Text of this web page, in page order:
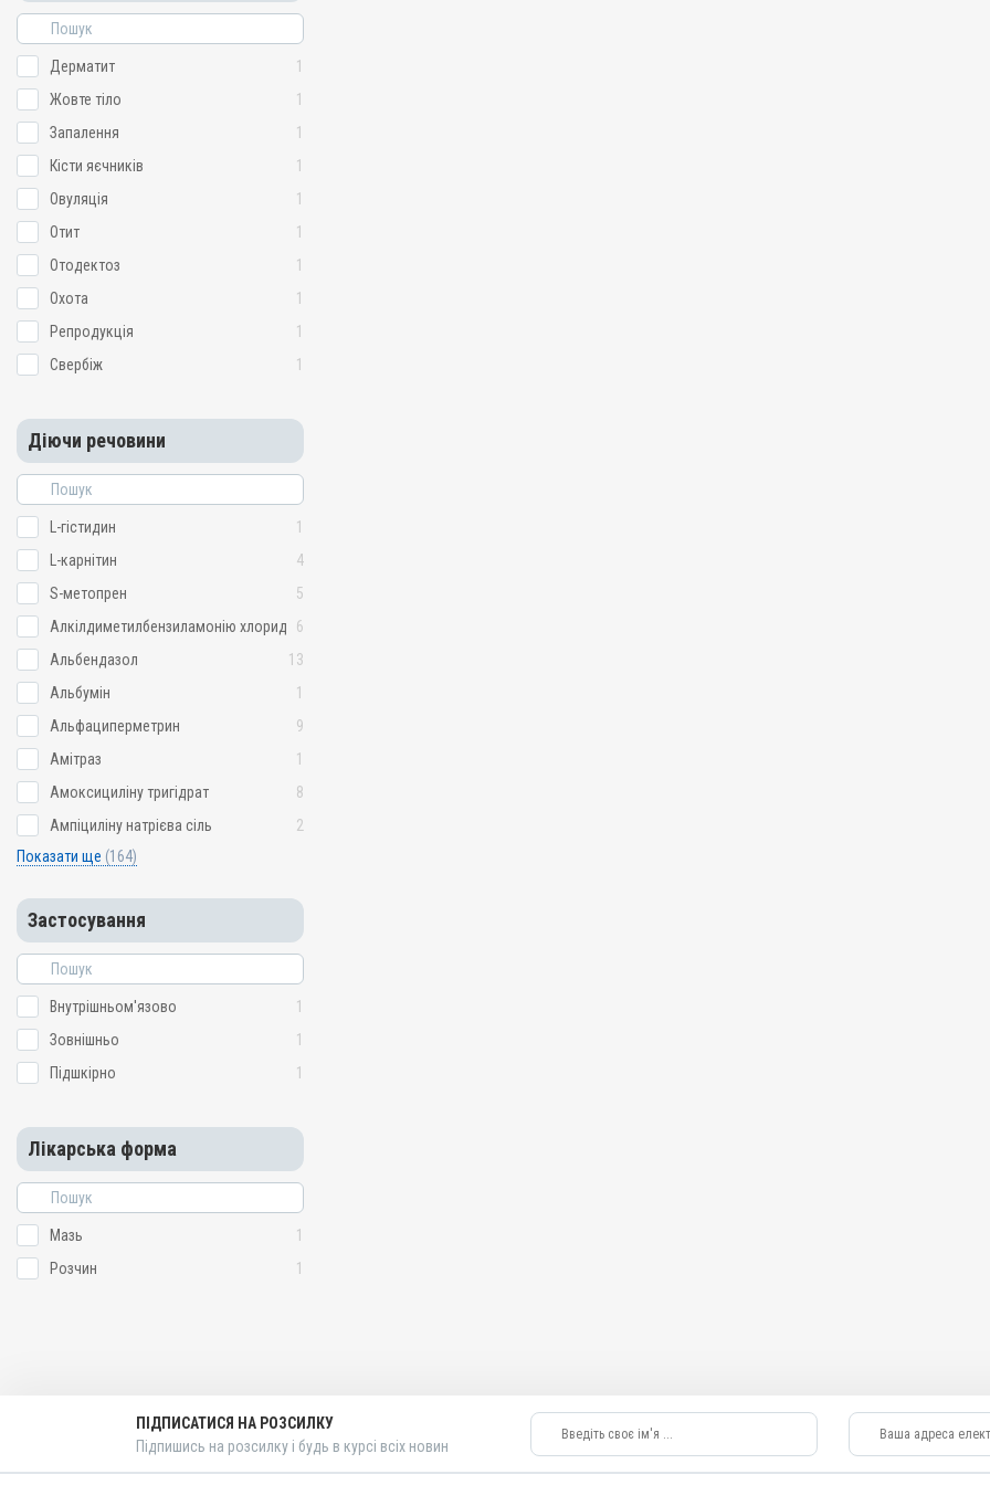
Дерматит
1
Жовте тіло
1
Запалення
1
Кісти яєчників
1
Овуляція
1
Отит
1
Отодектоз
1
Охота
1
Репродукція
1
Свербіж
1
Діючи речовини
L-гістидин
1
L-карнітин
4
S-метопрен
5
Алкілдиметилбензиламонію хлорид
6
Альбендазол
13
Альбумін
1
Альфациперметрин
9
Амітраз
1
Амоксициліну тригідрат
8
Ампіциліну натрієва сіль
2
Показати ще (164)
Застосування
Внутрішньом'язово
1
Зовнішньо
1
Підшкірно
1
Лікарська форма
Мазь
1
Розчин
1
ПІДПИСАТИСЯ НА РОЗСИЛКУ
Підпишись на розсилку і будь в курсі всіх новин